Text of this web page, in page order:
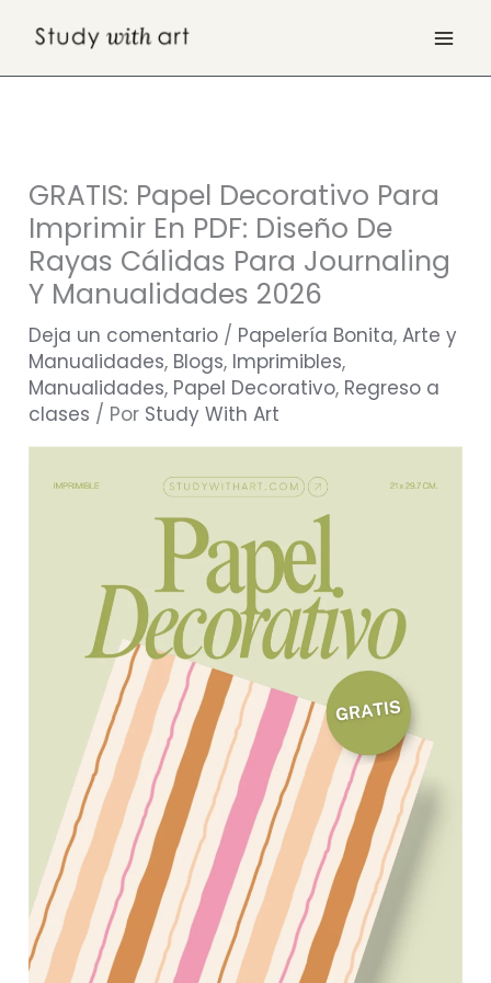
contenido
GRATIS: Papel Decorativo Para
Imprimir En PDF: Diseño De
Rayas Cálidas Para Journaling
Y Manualidades 2026
Deja un comentario / Papelería Bonita,Arte y
Manualidades, Blogs, Imprimibles,
Manualidades, Papel Decorativo, Regreso a
clases / Por Study With Art